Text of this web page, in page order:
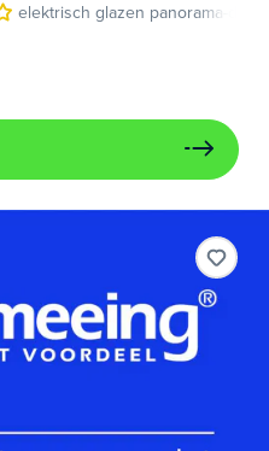
elektrisch glazen panorama-dak